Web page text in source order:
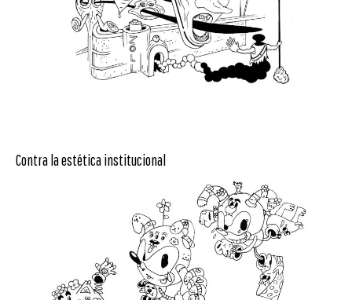
Contra la estética institucional